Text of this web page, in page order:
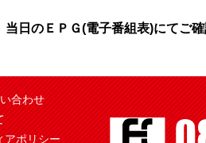
当日のＥＰＧ(電子番組表)にてご確
合わせ
アポリシー